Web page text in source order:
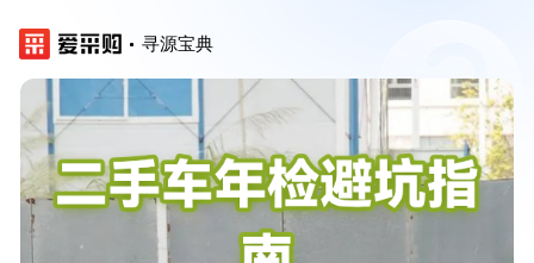
寻源宝典